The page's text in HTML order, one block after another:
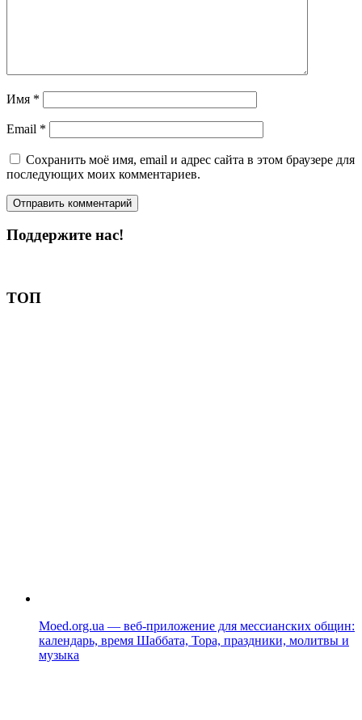
Имя *
Email *
Сохранить моё имя, email и адрес сайта в этом браузере для
последующих моих комментариев.
Поддержите нас!
ТОП
Moed.org.ua — веб-приложение для мессианских общин:
календарь, время Шаббата, Тора, праздники, молитвы и
музыка